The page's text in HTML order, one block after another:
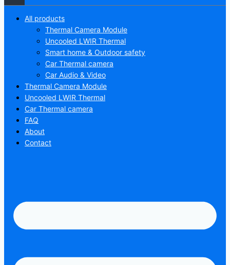
All products
Thermal Camera Module
Uncooled LWIR Thermal
Smart home & Outdoor safety
Car Thermal camera
Car Audio & Video
Thermal Camera Module
Uncooled LWIR Thermal
Car Thermal camera
FAQ
About
Contact